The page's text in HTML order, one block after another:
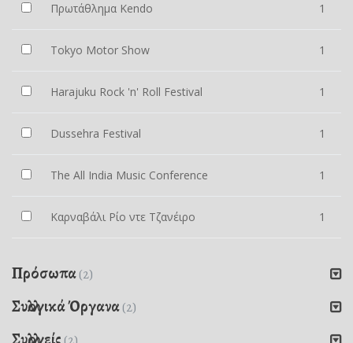
Πρωτάθλημα Kendo 1
Tokyo Motor Show 1
Harajuku Rock 'n' Roll Festival 1
Dussehra Festival 1
The All India Music Conference 1
Καρναβάλι Ρίο ντε Τζανέιρο 1
Πρόσωπα(2)
Συλλογικά Όργανα(2)